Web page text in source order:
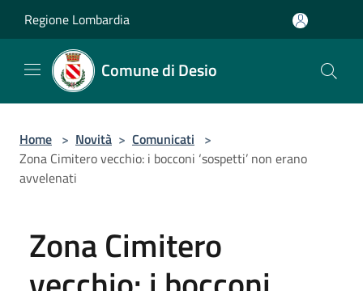
Regione Lombardia
Comune di Desio
Home > Novità > Comunicati >
Zona Cimitero vecchio: i bocconi ‘sospetti’ non erano
avvelenati
Zona Cimitero